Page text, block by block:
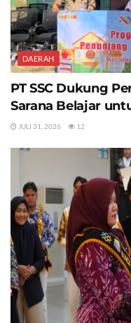
DAERAH
PT SSC Dukung
Sarana Belajar
JULI 31, 2026 12